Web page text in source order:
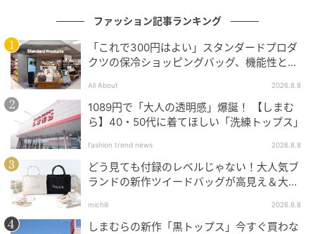
ファッション記事ランキング
「これで300円はよい」スタンダードプロダ
クツの保冷ショッピングバッグ、機能性とデ
All About 2026.8.8
1089円で「大人の透明感」爆誕！ 【しまむ
ら】40・50代に着てほしい「洗練トップス」
fashion trend news 2026.8.8
どう見ても付録のレベルじゃない！大人気ブ
ランドの新作ツイードバッグが高見え＆大容
michill 2026.8.8
しまむらの新作「黒トップス」今すぐ買わな